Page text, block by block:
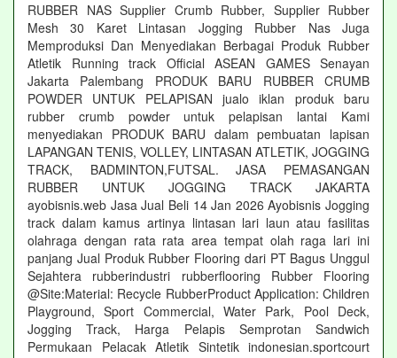
RUBBER NAS Supplier Crumb Rubber, Supplier Rubber
Mesh 30 Karet Lintasan Jogging Rubber Nas Juga
Memproduksi Dan Menyediakan Berbagai Produk Rubber
Atletik Running track Official ASEAN GAMES Senayan
Jakarta Palembang PRODUK BARU RUBBER CRUMB
POWDER UNTUK PELAPISAN jualo iklan produk baru
rubber crumb powder untuk pelapisan lantai Kami
menyediakan PRODUK BARU dalam pembuatan lapisan
LAPANGAN TENIS, VOLLEY, LINTASAN ATLETIK, JOGGING
TRACK, BADMINTON,FUTSAL. JASA PEMASANGAN
RUBBER UNTUK JOGGING TRACK JAKARTA
ayobisnis.web Jasa Jual Beli 14 Jan 2026 Ayobisnis Jogging
track dalam kamus artinya lintasan lari laun atau fasilitas
olahraga dengan rata rata area tempat olah raga lari ini
panjang Jual Produk Rubber Flooring dari PT Bagus Unggul
Sejahtera rubberindustri rubberflooring Rubber Flooring
@Site:Material: Recycle RubberProduct Application: Children
Playground, Sport Commercial, Water Park, Pool Deck,
Jogging Track, Harga Pelapis Semprotan Sandwich
Permukaan Pelacak Atletik Sintetik indonesian.sportcourt